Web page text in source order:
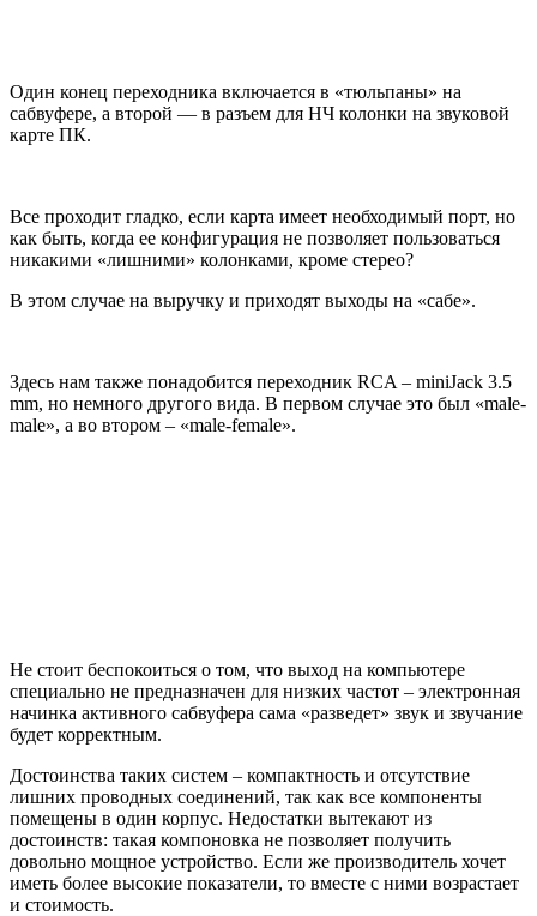
Один конец переходника включается в «тюльпаны» на
сабвуфере, а второй — в разъем для НЧ колонки на звуковой
карте ПК.
Все проходит гладко, если карта имеет необходимый порт, но
как быть, когда ее конфигурация не позволяет пользоваться
никакими «лишними» колонками, кроме стерео?
В этом случае на выручку и приходят выходы на «сабе».
Здесь нам также понадобится переходник RCA – miniJack 3.5
mm, но немного другого вида. В первом случае это был «male-
male», а во втором – «male-female».
Не стоит беспокоиться о том, что выход на компьютере
специально не предназначен для низких частот – электронная
начинка активного сабвуфера сама «разведет» звук и звучание
будет корректным.
Достоинства таких систем – компактность и отсутствие
лишних проводных соединений, так как все компоненты
помещены в один корпус. Недостатки вытекают из
достоинств: такая компоновка не позволяет получить
довольно мощное устройство. Если же производитель хочет
иметь более высокие показатели, то вместе с ними возрастает
и стоимость.